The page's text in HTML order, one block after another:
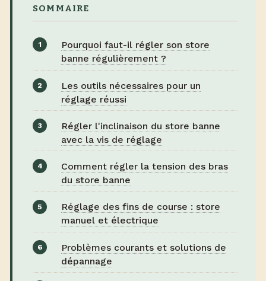
SOMMAIRE
Pourquoi faut-il régler son store
banne régulièrement ?
Les outils nécessaires pour un
réglage réussi
Régler l'inclinaison du store banne
avec la vis de réglage
Comment régler la tension des bras
du store banne
Réglage des fins de course : store
manuel et électrique
Problèmes courants et solutions de
dépannage